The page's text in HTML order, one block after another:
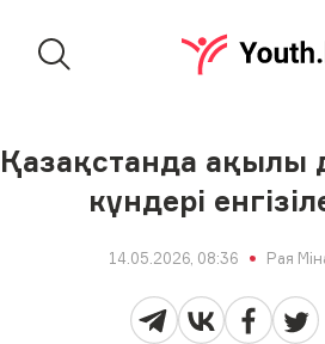
Қазақстанда ақылы
күндері
14.05.2026, 08:36 Рая